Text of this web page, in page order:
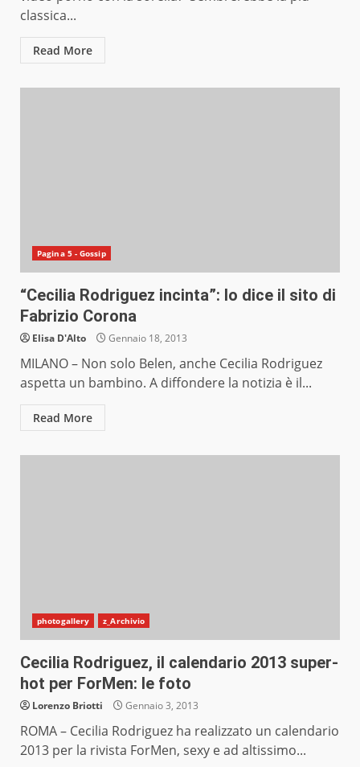
classica...
Read More
Pagina 5 - Gossip
“Cecilia Rodriguez incinta”: lo dice il sito di
Fabrizio Corona
Elisa D'Alto Gennaio 18, 2013
MILANO – Non solo Belen, anche Cecilia Rodriguez
aspetta un bambino. A diffondere la notizia è il...
Read More
photogallery z_Archivio
Cecilia Rodriguez, il calendario 2013 super-
hot per ForMen: le foto
Lorenzo Briotti Gennaio 3, 2013
ROMA – Cecilia Rodriguez ha realizzato un calendario
2013 per la rivista ForMen, sexy e ad altissimo...